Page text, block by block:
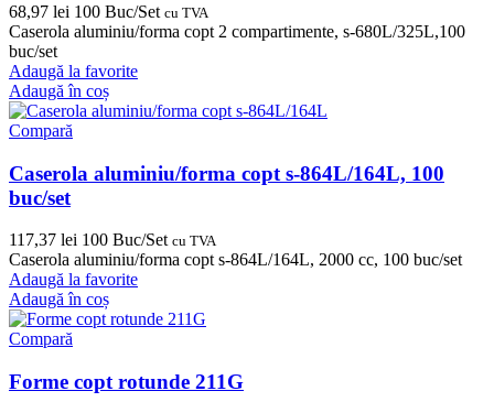
68,97 lei 100 Buc/Set cu TVA
Caserola aluminiu/forma copt 2 compartimente, s-680L/325L,100
buc/set
Adaugă la favorite
Adaugă în coș
Compară
Caserola aluminiu/forma copt s-864L/164L, 100
buc/set
117,37 lei 100 Buc/Set cu TVA
Caserola aluminiu/forma copt s-864L/164L, 2000 cc, 100 buc/set
Adaugă la favorite
Adaugă în coș
Compară
Forme copt rotunde 211G